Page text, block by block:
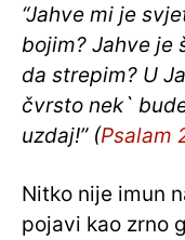
“Jahve mi je
bojim? Jahve je
da strepim? U
čvrsto nek`
uzdaj!” (Psalam
Nitko nije imun
pojavi kao zrno